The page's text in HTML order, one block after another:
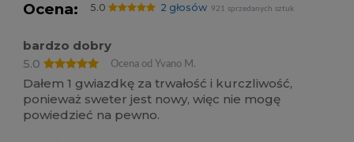
Ocena: 5.0 2 głosów 921 sprzedanych sztuk
bardzo dobry
5.0
Ocena od Yvano M.
Dałem 1 gwiazdkę za trwałość i kurczliwość,
ponieważ sweter jest nowy, więc nie mogę
powiedzieć na pewno.